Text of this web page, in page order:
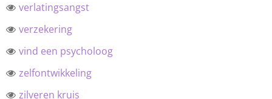
verlatingsangst
verzekering
vind een psycholoog
zelfontwikkeling
zilveren kruis